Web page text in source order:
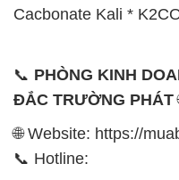
Cacbonate Kali *
📞 PHÒNG KINH
ĐẮC TRƯỜNG PHÁT
🌐 Website: https://
📞 Hotline: